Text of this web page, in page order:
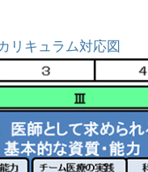
リキュラム対応図